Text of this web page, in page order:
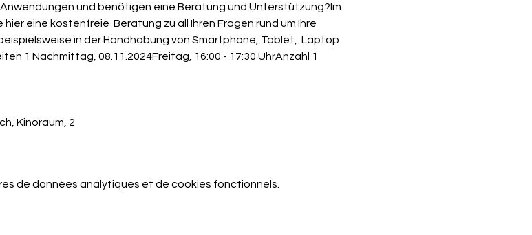
und benötigen eine Beratung und Unterstützung?Im
eine kostenfreie  Beratung zu all Ihren Fragen rund um Ihre
in der Handhabung von Smartphone, Tablet,  Laptop
1 Nachmittag, 08.11.2024Freitag, 16:00 - 17:30 UhrAnzahl 1
Kinoraum, 2
de données analytiques et de cookies fonctionnels.